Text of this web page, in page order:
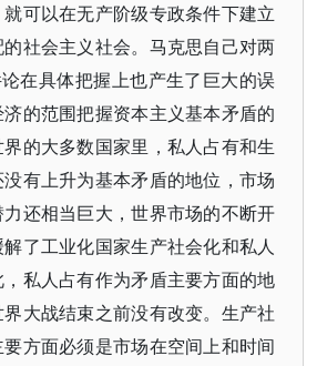
可以在无产阶级专政条件下建立
社会主义社会。马克思自己对两
在具体把握上也产生了巨大的误
的范围把握资本主义基本矛盾的
的大多数国家里，私人占有和生
有上升为基本矛盾的地位，市场
还相当巨大，世界市场的不断开
了工业化国家生产社会化和私人
私人占有作为矛盾主要方面的地
大战结束之前没有改变。生产社
方面必须是市场在空间上和时间